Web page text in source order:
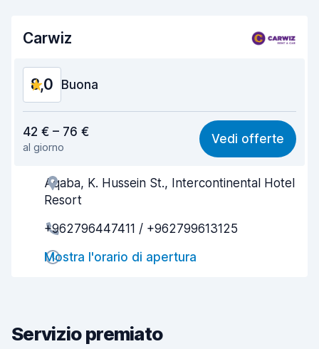
Carwiz
8,0 Buona
7,8
Facile da trovare 8,2
Gentilezza degli agenti 7,9
42 € – 76 €
al giorno
Vedi offerte
Aqaba, K. Hussein St., Intercontinental Hotel
Resort
+962796447411 / +962799613125
Mostra l'orario di apertura
Servizio premiato